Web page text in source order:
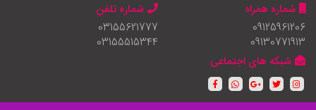
شماره همراه
09125961206
09130771913
شماره تلفن
03155621777
03155515344
شبکه های اجتماعی